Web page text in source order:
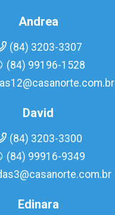
Andrea
(84) 3203-3307
(84) 99196-1528
David
(84) 3203-3300
(84) 99916-9349
Edinara